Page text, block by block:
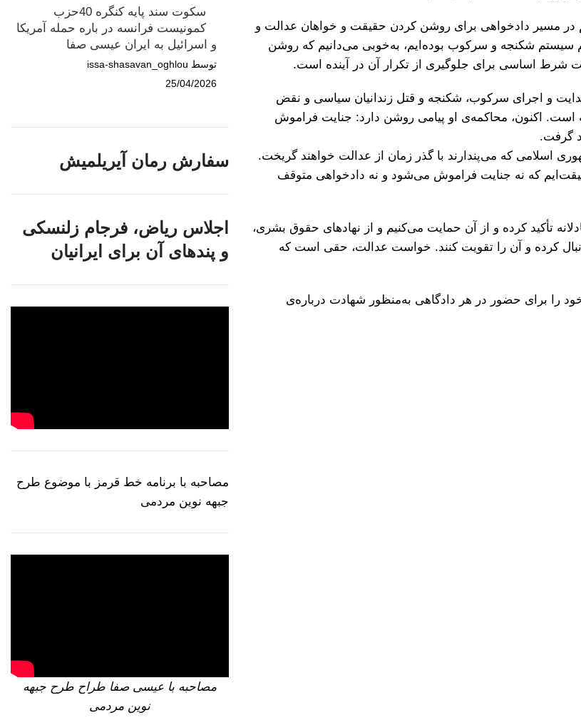
در مسیر دادخواهی برای روشن کردن حقیقت و خواهان عدالت و
سیستم شکنجه و سرکوب بوده‌ایم، به‌خوبی می‌دانیم که روشن
اساسی برای جلوگیری از تکرار آن در آینده است.
و اجرای سرکوب، شکنجه و قتل زندانیان سیاسی و نقض
اکنون، محاکمه‌ی او پیامی روشن دارد: جنایت فراموش
گرفت.
اسلامی که می‌پندارند با گذر زمان از عدالت خواهند گریخت.
که نه جنایت فراموش می‌شود و نه دادخواهی متوقف
تأکید کرده و از آن حمایت می‌کنیم و از نهادهای حقوق بشری،
کرده و آن را تقویت کنند. خواست عدالت، حقی است که
خود را برای حضور در هر دادگاهی به‌منظور شهادت درباره‌ی
سکوت سند پایه کنگره 40حزب
کمونیست فرانسه در باره حمله آمریکا
و اسرائیل به ایران عیسی صفا
توسط issa-shasavan_oghlou
25/04/2026
سفارش رمان آیریلمیش
اجلاس ریاض، فرجام زلنسکی
و پندهای آن برای ایرانیان
مصاحبه با برنامه خط قرمز با موضوع طرح
جبهه نوین مردمی
مصاحبه با عیسی صفا طراح طرح جبهه
نوین مردمی